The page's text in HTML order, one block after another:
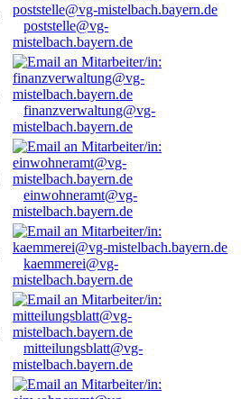
poststelle@vg-
mistelbach.bayern.de
finanzverwaltung@vg-
mistelbach.bayern.de
einwohneramt@vg-
mistelbach.bayern.de
kaemmerei@vg-
mistelbach.bayern.de
mitteilungsblatt@vg-
mistelbach.bayern.de